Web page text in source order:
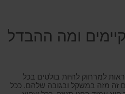
ומה ההבדל
למרחוק להיות בולטים בכל
זה מזה במשקל ובגובה שלהם. ככל